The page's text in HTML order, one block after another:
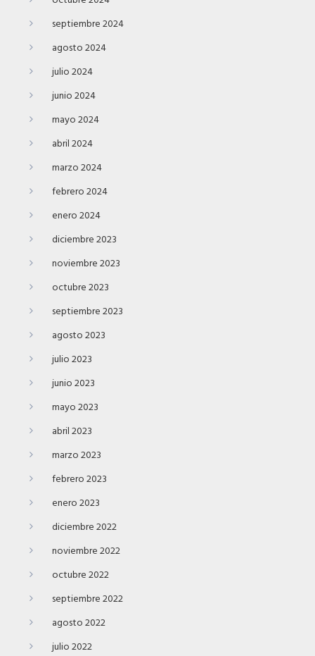
septiembre 2024
agosto 2024
julio 2024
junio 2024
mayo 2024
abril 2024
marzo 2024
febrero 2024
enero 2024
diciembre 2023
noviembre 2023
octubre 2023
septiembre 2023
agosto 2023
julio 2023
junio 2023
mayo 2023
abril 2023
marzo 2023
febrero 2023
enero 2023
diciembre 2022
noviembre 2022
octubre 2022
septiembre 2022
agosto 2022
julio 2022